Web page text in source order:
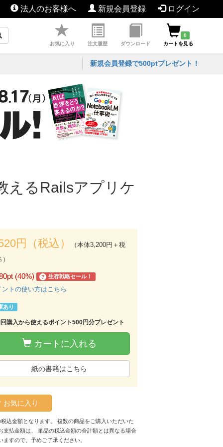
法人のお客様へ 新規会員登録 ログイン
お気に入り 注文履歴 ダウンロード
0
カートを見る
新規会員登録で500ptプレゼント！
えるRailsアプリケ
円（税込）
（本体3,200円＋税
(40%) ? 生存戦略セール！
ントの使い方はこちら
あり
購入から使えるポイント500円分プレゼント
カートに入れる
紙の書籍はこちら
お気に入り
込金額となります。 複数の商品をご購入いただいた
支払金額は、 単品の税込金額の合計額とは異なる場合
ますので、予めご了承ください。